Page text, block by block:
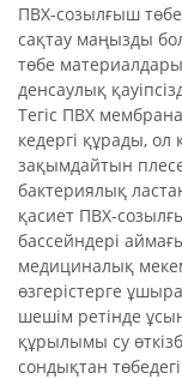
ПВХ-созылғыш
сақтау маңызды
төбе
денсаулық
Тегіс ПВХ
кедергі құрады, ол
зақымдайтын
бактериялық
қасиет ПВХ-
бассейндері
медициналық
өзгерістерге
шешім ретінде
құрылымы су
сондықтан